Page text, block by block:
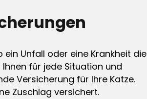
Unfall oder eine Krankheit die
für jede Situation und
Versicherung für Ihre Katze.
Zuschlag versichert.